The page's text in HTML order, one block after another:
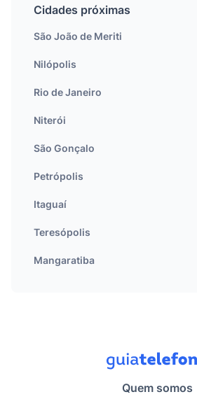
Cidades próximas
São João de Meriti
Nilópolis
Rio de Janeiro
Niterói
São Gonçalo
Petrópolis
Itaguaí
Teresópolis
Mangaratiba
Quem somos